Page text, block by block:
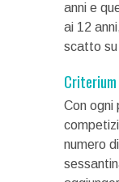
anni e
ai 12
scatto
Criterium
Con ogni
numero